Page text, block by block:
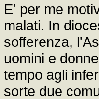
E' per me
malati. In
sofferenza,
uomini e
tempo agli
sorte due